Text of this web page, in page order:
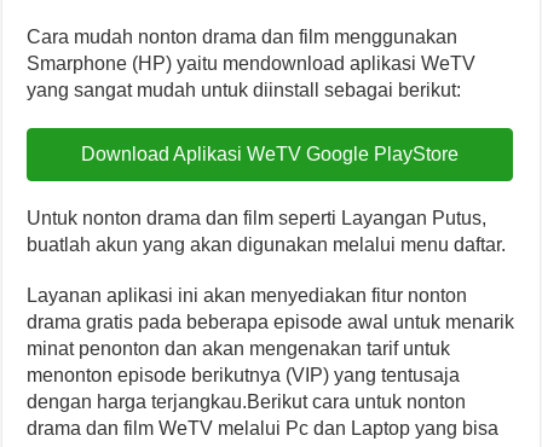
Cara mudah nonton drama dan film menggunakan
Smarphone (HP) yaitu mendownload aplikasi WeTV
yang sangat mudah untuk diinstall sebagai berikut:
Download Aplikasi WeTV Google PlayStore
Untuk nonton drama dan film seperti Layangan Putus,
buatlah akun yang akan digunakan melalui menu daftar.
Layanan aplikasi ini akan menyediakan fitur nonton
drama gratis pada beberapa episode awal untuk menarik
minat penonton dan akan mengenakan tarif untuk
menonton episode berikutnya (VIP) yang tentusaja
dengan harga terjangkau.Berikut cara untuk nonton
drama dan film WeTV melalui Pc dan Laptop yang bisa